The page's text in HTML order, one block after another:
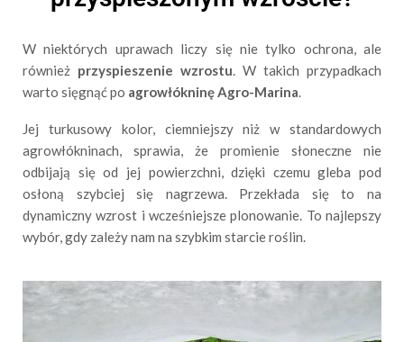
W niektórych uprawach liczy się nie tylko ochrona, ale
również przyspieszenie wzrostu. W takich przypadkach
warto sięgnąć po agrowłókninę Agro-Marina.
Jej turkusowy kolor, ciemniejszy niż w standardowych
agrowłókninach, sprawia, że promienie słoneczne nie
odbijają się od jej powierzchni, dzięki czemu gleba pod
osłoną szybciej się nagrzewa. Przekłada się to na
dynamiczny wzrost i wcześniejsze plonowanie. To najlepszy
wybór, gdy zależy nam na szybkim starcie roślin.